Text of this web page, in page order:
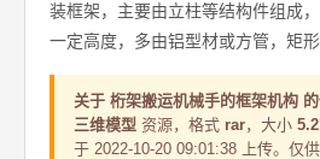
装框架，主要由立柱等结构件组成
一定高度，多由铝型材或方管，矩
关于 桁架搬运机械手的框架机构 的
三维模型 资源，格式 rar，大小
于 2022-10-20 09:01:38 上传。仅